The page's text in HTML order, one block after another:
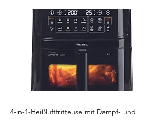
4-in-1-Heißluftfritteuse mit Dampf- und